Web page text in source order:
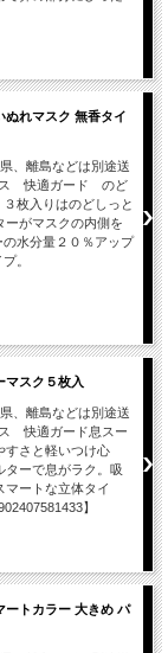
れマスク 無香タイ
、離島などは別途送
快適ガード のど
枚入りはのどしっと
ーがマスクの内側を
水分量２０％アップ
プ。
スク５枚入
、離島などは別途送
快適ガード息スー
すさと軽いつけ心
ターで息がラク。吸
マートな立体タイ
】
トカラー 大きめ パ